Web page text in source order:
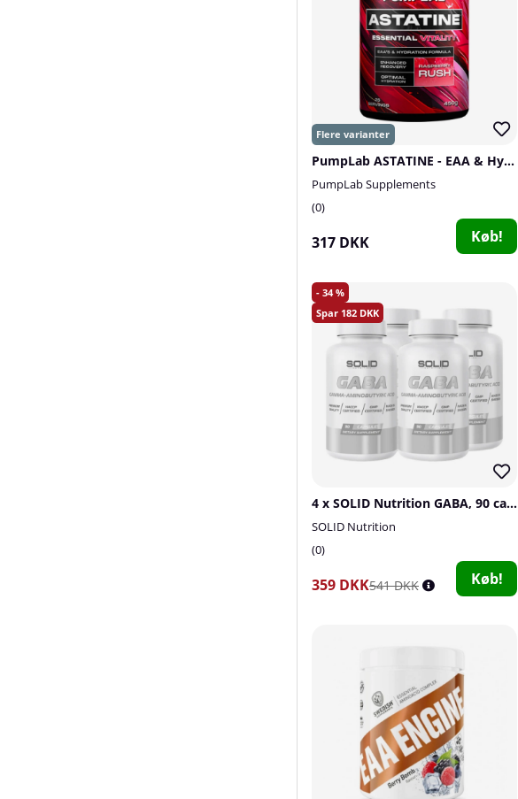
PumpLab ASTATINE - EAA & Hydration, 450 g
PumpLab Supplements
0
317 DKK Køb!
34
182
4 x SOLID Nutrition GABA, 90 caps
SOLID Nutrition
0
359 DKK541 DKK Køb!